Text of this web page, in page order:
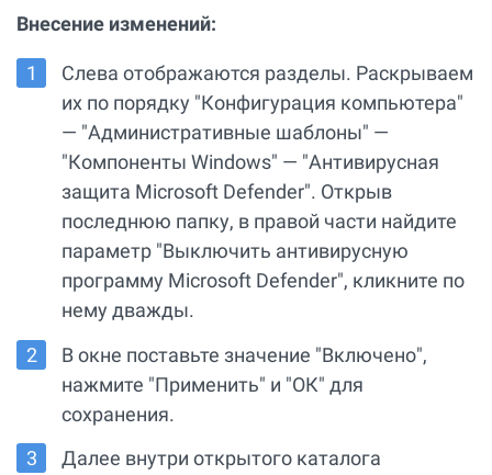
Внесение изменений:
Слева отображаются разделы. Раскрываем
их по порядку "Конфигурация компьютера"
— "Административные шаблоны" —
"Компоненты Windows" — "Антивирусная
защита Microsoft Defender". Открыв
последнюю папку, в правой части найдите
параметр "Выключить антивирусную
программу Microsoft Defender", кликните по
нему дважды.
В окне поставьте значение "Включено",
нажмите "Применить" и "ОК" для
сохранения.
Далее внутри открытого каталога